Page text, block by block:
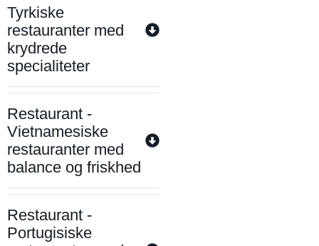
Tyrkiske
restauranter med
krydrede
specialiteter
Restaurant -
Vietnamesiske
restauranter med
balance og friskhed
Restaurant -
Portugisiske